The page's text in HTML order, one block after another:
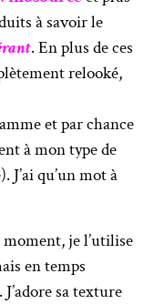
à savoir le
. En plus de ces
relooké,
et par chance
à mon type de
J’ai qu’un mot à
moment, je l’utilise
en temps
sa texture